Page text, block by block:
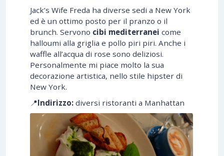
Jack’s Wife Freda ha diverse sedi a New York
ed è un ottimo posto per il pranzo o il
brunch. Servono cibi mediterranei come
halloumi alla griglia e pollo piri piri. Anche i
waffle all’acqua di rose sono deliziosi.
Personalmente mi piace molto la sua
decorazione artistica, nello stile hipster di
New York.
📍Indirizzo: diversi ristoranti a Manhattan